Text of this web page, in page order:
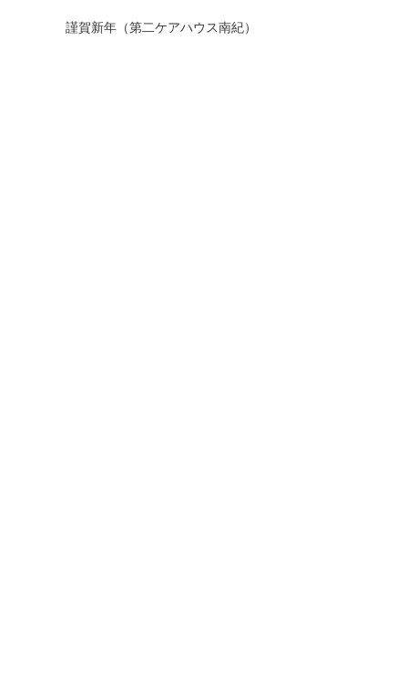
謹賀新年（第二ケアハウス南紀）